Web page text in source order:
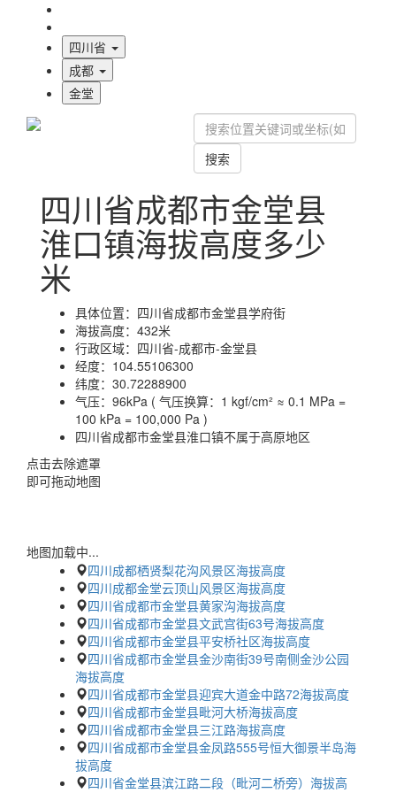
四川省
成都
金堂
搜索
四川省成都市金堂县
淮口镇海拔高度多少
米
具体位置： 四川省成都市金堂县学府街
海拔高度： 432米
行政区域： 四川省-成都市-金堂县
经度： 104.55106300
纬度： 30.72288900
气压： 96kPa ( 气压换算：1 kgf/cm² ≈ 0.1 MPa =
100 kPa = 100,000 Pa )
四川省成都市金堂县淮口镇不属于高原地区
点击去除遮罩
即可拖动地图
地图加载中...
四川成都栖贤梨花沟风景区海拔高度
四川成都金堂云顶山风景区海拔高度
四川省成都市金堂县黄家沟海拔高度
四川省成都市金堂县文武宫街63号海拔高度
四川省成都市金堂县平安桥社区海拔高度
四川省成都市金堂县金沙南街39号南侧金沙公园
海拔高度
四川省成都市金堂县迎宾大道金中路72海拔高度
四川省成都市金堂县毗河大桥海拔高度
四川省成都市金堂县三江路海拔高度
四川省成都市金堂县金凤路555号恒大御景半岛海
拔高度
四川省金堂县滨江路二段（毗河二桥旁）海拔高